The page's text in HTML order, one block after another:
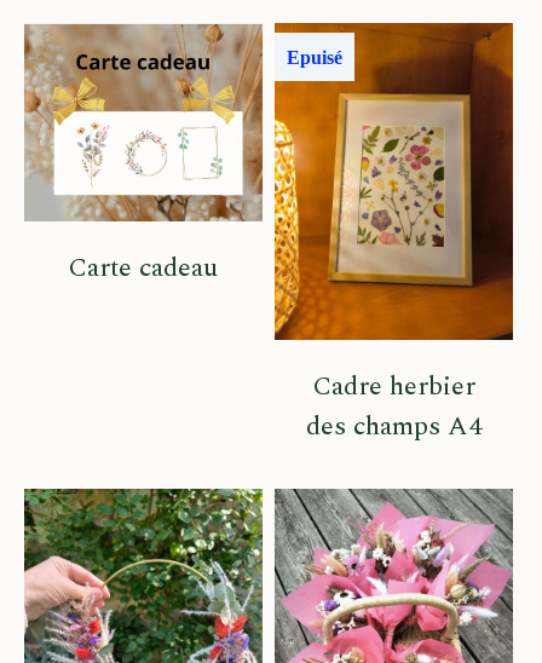
Carte cadeau
Epuisé
Cadre herbier
des champs A4